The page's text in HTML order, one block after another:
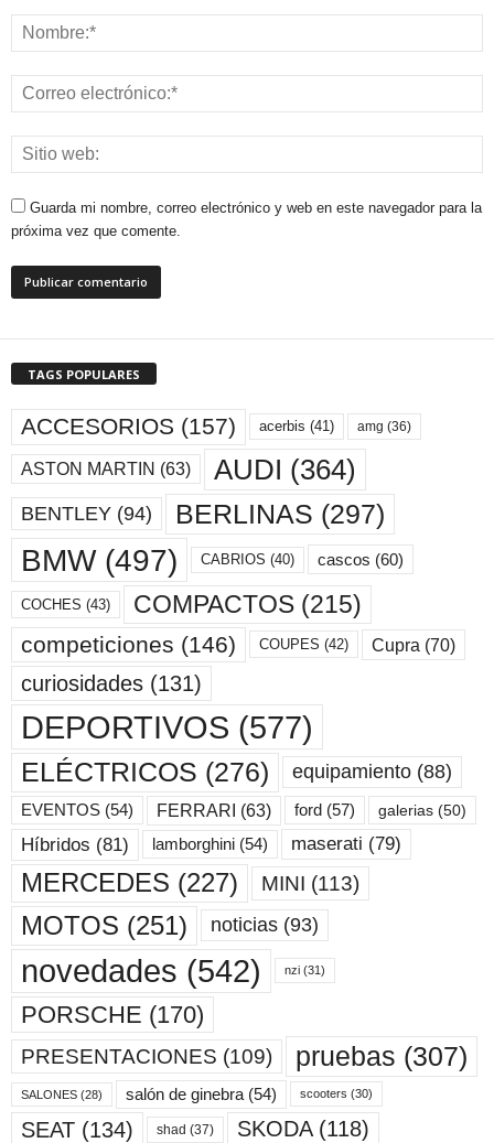
Guarda mi nombre, correo electrónico y web en este navegador para la
próxima vez que comente.
TAGS POPULARES
ACCESORIOS (157) acerbis (41) amg (36)
ASTON MARTIN (63) AUDI (364)
BENTLEY (94) BERLINAS (297)
BMW(497) CABRIOS (40) cascos (60)
COCHES (43) COMPACTOS (215)
competiciones (146) COUPES (42) Cupra (70)
curiosidades (131)
DEPORTIVOS (577)
ELÉCTRICOS (276) equipamiento (88)
EVENTOS (54) FERRARI (63) ford (57) galerias (50)
Híbridos (81) lamborghini (54) maserati (79)
MERCEDES (227) MINI (113)
MOTOS (251) noticias (93)
novedades (542) nzi (31)
PORSCHE (170)
PRESENTACIONES (109) pruebas (307)
SALONES (28) salón de ginebra (54) scooters (30)
SEAT (134) shad (37) SKODA(118)